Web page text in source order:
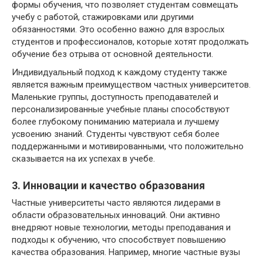
формы обучения, что позволяет студентам совмещать
учебу с работой, стажировками или другими
обязанностями. Это особенно важно для взрослых
студентов и профессионалов, которые хотят продолжать
обучение без отрыва от основной деятельности.
Индивидуальный подход к каждому студенту также
является важным преимуществом частных университетов.
Маленькие группы, доступность преподавателей и
персонализированные учебные планы способствуют
более глубокому пониманию материала и лучшему
усвоению знаний. Студенты чувствуют себя более
поддержанными и мотивированными, что положительно
сказывается на их успехах в учебе.
3. Инновации и качество образования
Частные университеты часто являются лидерами в
области образовательных инноваций. Они активно
внедряют новые технологии, методы преподавания и
подходы к обучению, что способствует повышению
качества образования. Например, многие частные вузы